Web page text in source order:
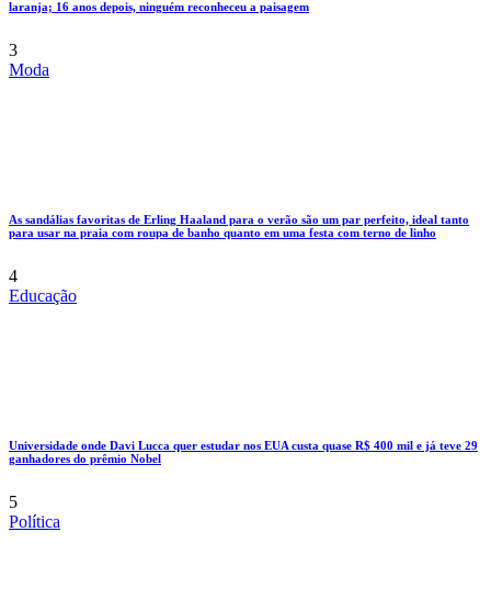
laranja; 16 anos depois, ninguém reconheceu a paisagem
3
Moda
As sandálias favoritas de Erling Haaland para o verão são um par perfeito, ideal tanto
para usar na praia com roupa de banho quanto em uma festa com terno de linho
4
Educação
Universidade onde Davi Lucca quer estudar nos EUA custa quase R$ 400 mil e já teve 29
ganhadores do prêmio Nobel
5
Política